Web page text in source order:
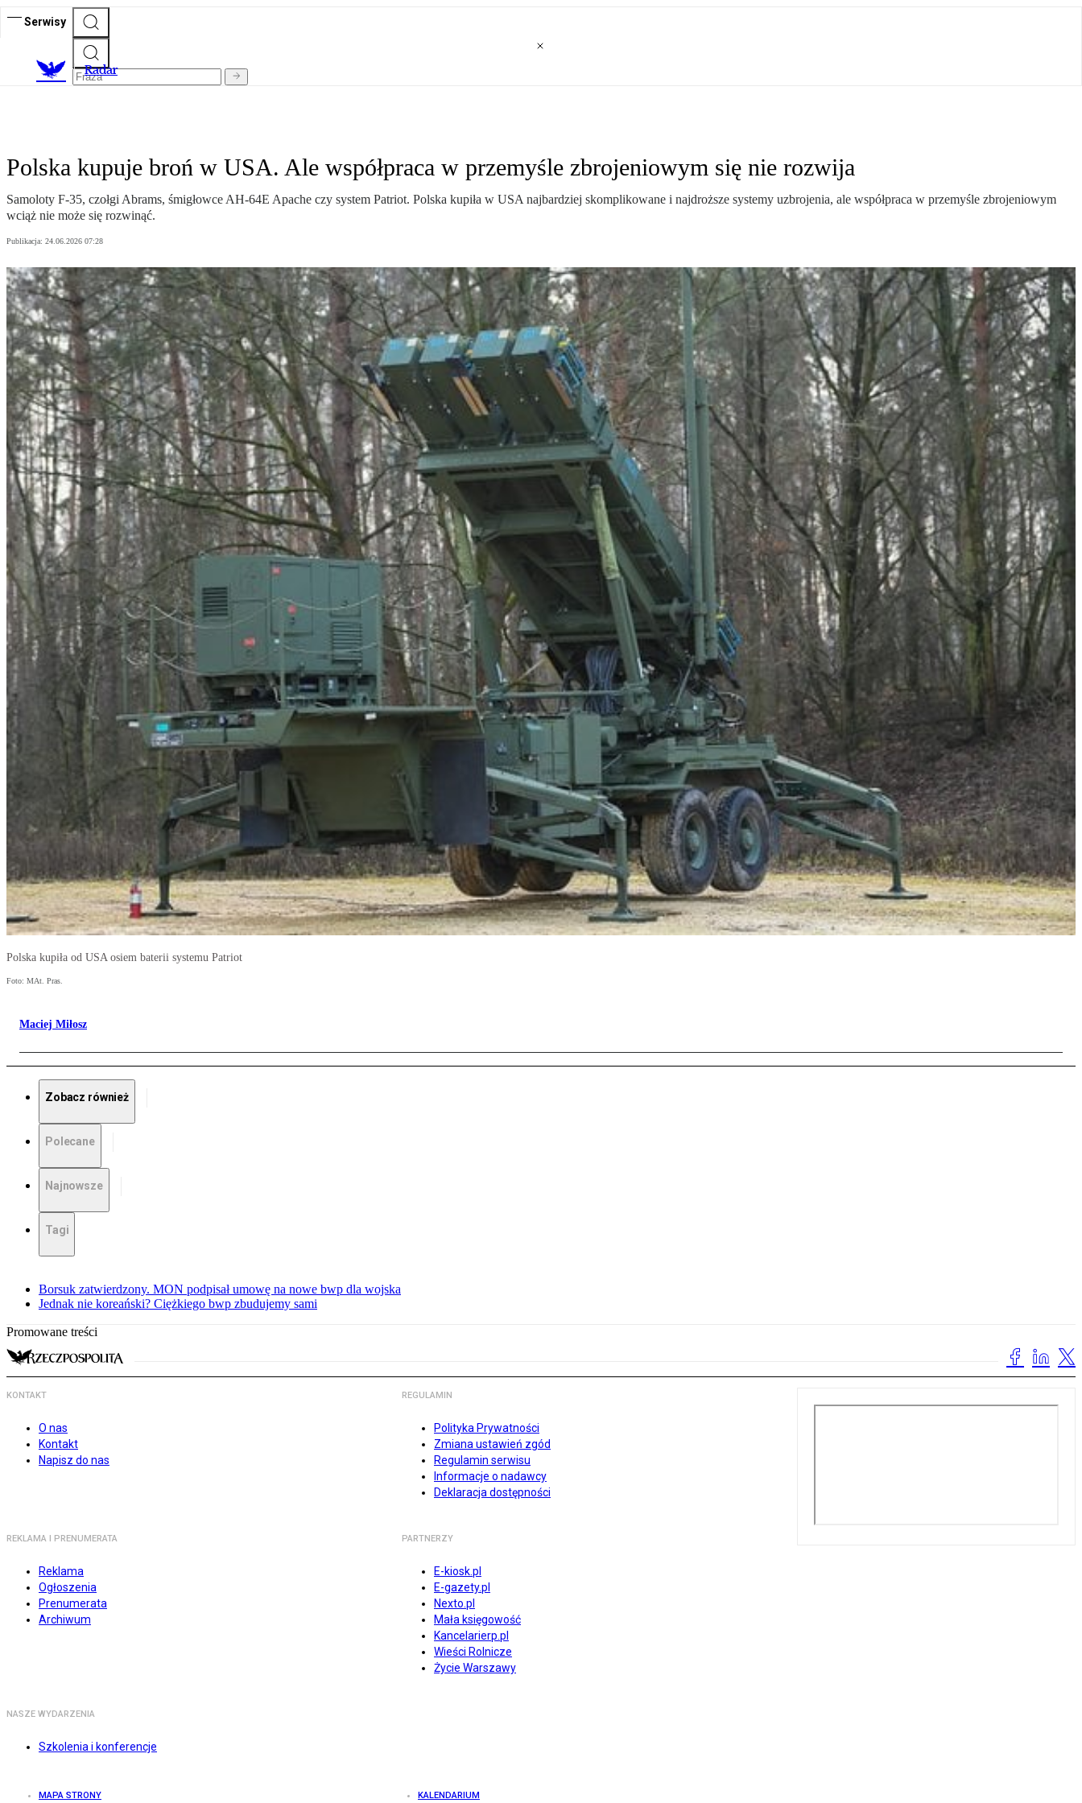
Serwisy
Radar
Polska kupuje broń w USA. Ale współpraca w przemyśle zbrojeniowym się nie rozwija
Samoloty F-35, czołgi Abrams, śmigłowce AH-64E Apache czy system Patriot. Polska kupiła w USA najbardziej skomplikowane i najdroższe systemy uzbrojenia, ale współpraca w przemyśle zbrojeniowym
wciąż nie może się rozwinąć.
Publikacja: 24.06.2026 07:28
Polska kupiła od USA osiem baterii systemu Patriot
Foto: MAt. Pras.
Maciej Miłosz
Zobacz również
Polecane
Najnowsze
Tagi
Borsuk zatwierdzony. MON podpisał umowę na nowe bwp dla wojska
Jednak nie koreański? Ciężkiego bwp zbudujemy sami
Promowane treści
KONTAKT
O nas
Kontakt
Napisz do nas
REGULAMIN
Polityka Prywatności
Zmiana ustawień zgód
Regulamin serwisu
Informacje o nadawcy
Deklaracja dostępności
REKLAMA I PRENUMERATA
Reklama
Ogłoszenia
Prenumerata
Archiwum
PARTNERZY
E-kiosk.pl
E-gazety.pl
Nexto.pl
Mała księgowość
Kancelarierp.pl
Wieści Rolnicze
Życie Warszawy
NASZE WYDARZENIA
Szkolenia i konferencje
MAPA STRONY KALENDARIUM